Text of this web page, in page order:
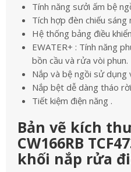
Tính năng sưởi ấm bệ
Tích hợp đèn chiếu sáng
Hệ thống bảng điều
EWATER+ : Tính năng
bồn cầu và rửa vòi phun.
Nắp và bệ ngồi sử dụng
Nắp bệt dễ dàng tháo
Tiết kiệm điện năng .
Bản vẽ kích
CW166RB
khối nắp rửa